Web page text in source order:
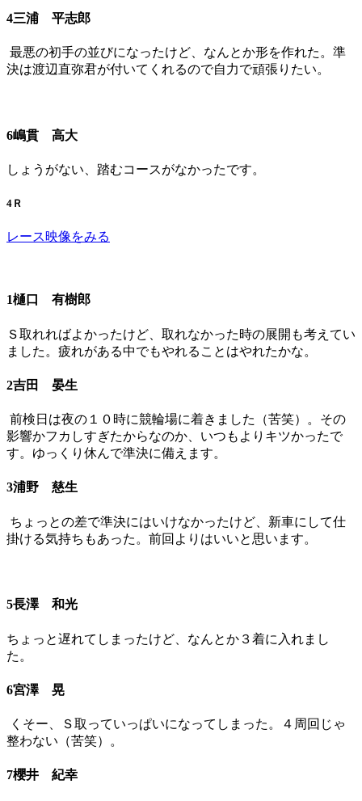
4三浦 平志郎
最悪の初手の並びになったけど、なんとか形を作れた。準
決は渡辺直弥君が付いてくれるので自力で頑張りたい。
6嶋貫 高大
しょうがない、踏むコースがなかったです。
4Ｒ
レース映像をみる
1樋口 有樹郎
Ｓ取れればよかったけど、取れなかった時の展開も考えてい
ました。疲れがある中でもやれることはやれたかな。
2吉田 晏生
前検日は夜の１０時に競輪場に着きました（苦笑）。その
影響かフカしすぎたからなのか、いつもよりキツかったで
す。ゆっくり休んで準決に備えます。
3浦野 慈生
ちょっとの差で準決にはいけなかったけど、新車にして仕
掛ける気持ちもあった。前回よりはいいと思います。
5長澤 和光
ちょっと遅れてしまったけど、なんとか３着に入れまし
た。
6宮澤 晃
くそー、Ｓ取っていっぱいになってしまった。４周回じゃ
整わない（苦笑）。
7櫻井 紀幸